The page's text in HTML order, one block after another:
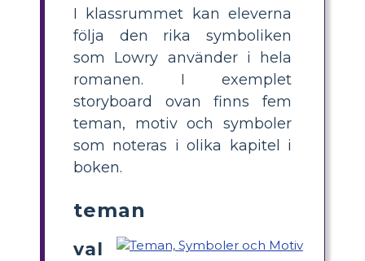
I klassrummet kan eleverna
följa den rika symboliken
som Lowry använder i hela
romanen. I exemplet
storyboard ovan finns fem
teman, motiv och symboler
som noteras i olika kapitel i
boken.
teman
val